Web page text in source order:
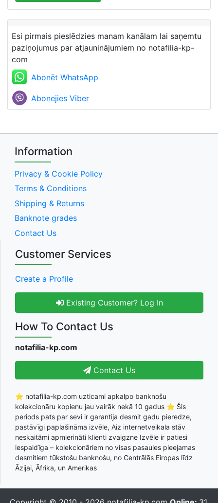
Esi pirmais pieslēdzies manam kanālam lai saņemtu
paziņojumus par atjauninājumiem no notafilia-kp-
com
Abonēt WhatsApp
Abonejies Viber
Information
Privacy & Cookie Policy
Terms & Conditions
Shipping & Returns
Banknote grades
Contact Us
Customer Services
Create a Profile
Existing Customer? Log In
How To Contact Us
notafilia-kp.com
Contact Us
⭐ notafilia-kp.com uzticami apkalpo banknošu
kolekcionāru kopienu jau vairāk nekā 10 gadus ⭐ Šis
periods pats par sevi ir garantija desmit gadu pieredze,
pastāvīgi paplašināma izvēle, Aiz internetveikala stāv
neskaitāmi apmierināti klienti zvaigzne Izvēle ir patiesi
iespaidīga – kolekcionāriem no visas pasaules pieejamas
desmitiem tūkstošu banknošu, no Centrālās Eiropas līdz
Āzijai, Āfrika, un Amerikas